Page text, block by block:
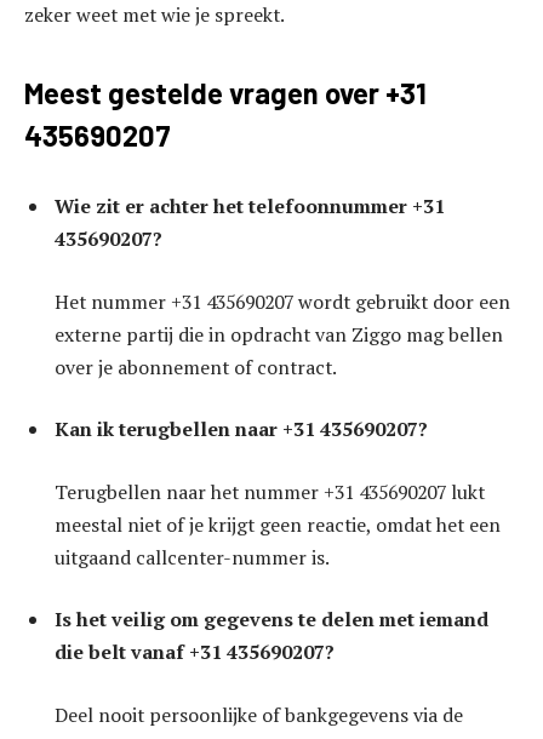
zeker weet met wie je spreekt.
Meest gestelde vragen over +31
435690207
Wie zit er achter het telefoonnummer +31
435690207?
Het nummer +31 435690207 wordt gebruikt door een
externe partij die in opdracht van Ziggo mag bellen
over je abonnement of contract.
Kan ik terugbellen naar +31 435690207?
Terugbellen naar het nummer +31 435690207 lukt
meestal niet of je krijgt geen reactie, omdat het een
uitgaand callcenter-nummer is.
Is het veilig om gegevens te delen met iemand
die belt vanaf +31 435690207?
Deel nooit persoonlijke of bankgegevens via de